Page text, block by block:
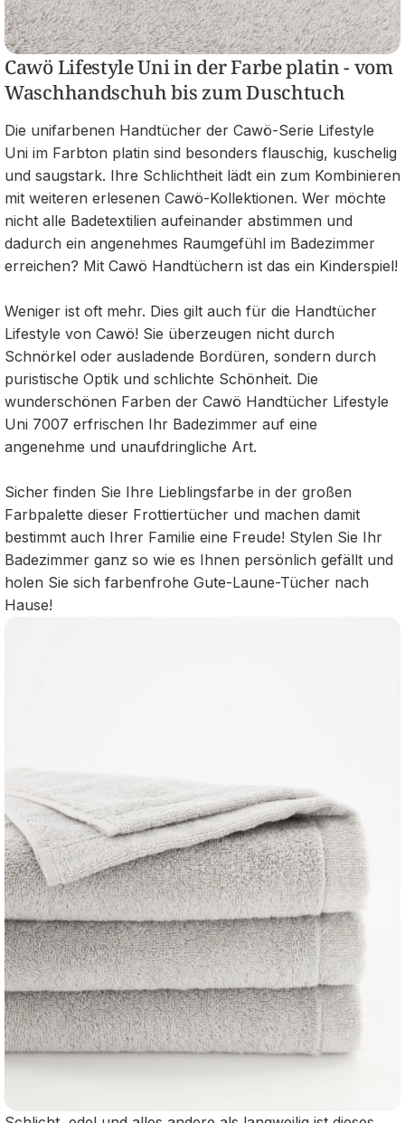
Cawö Lifestyle Uni in der Farbe platin - vom
Waschhandschuh bis zum Duschtuch
Die unifarbenen Handtücher der Cawö-Serie Lifestyle
Uni im Farbton platin sind besonders flauschig, kuschelig
und saugstark. Ihre Schlichtheit lädt ein zum Kombinieren
mit weiteren erlesenen Cawö-Kollektionen. Wer möchte
nicht alle Badetextilien aufeinander abstimmen und
dadurch ein angenehmes Raumgefühl im Badezimmer
erreichen? Mit Cawö Handtüchern ist das ein Kinderspiel!
Weniger ist oft mehr. Dies gilt auch für die Handtücher
Lifestyle von Cawö! Sie überzeugen nicht durch
Schnörkel oder ausladende Bordüren, sondern durch
puristische Optik und schlichte Schönheit. Die
wunderschönen Farben der Cawö Handtücher Lifestyle
Uni 7007 erfrischen Ihr Badezimmer auf eine
angenehme und unaufdringliche Art.
Sicher finden Sie Ihre Lieblingsfarbe in der großen
Farbpalette dieser Frottiertücher und machen damit
bestimmt auch Ihrer Familie eine Freude! Stylen Sie Ihr
Badezimmer ganz so wie es Ihnen persönlich gefällt und
holen Sie sich farbenfrohe Gute-Laune-Tücher nach
Hause!